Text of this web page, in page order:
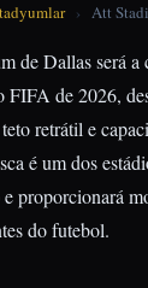
› Att
de Dallas será a
de 2026,
retrátil e
é um dos
proporcionará
do futebol.